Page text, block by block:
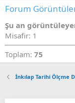
Forum
Şu an
Misafir: 1
Toplam: 75
İnkılap Tarihi Ölçme